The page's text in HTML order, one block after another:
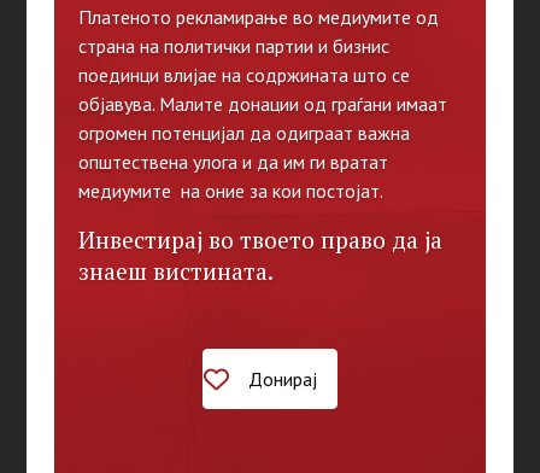
Платеното рекламирање во медиумите од
страна на политички партии и бизнис
поединци влијае на содржината што се
објавува. Малите донации од граѓани имаат
огромен потенцијал да одиграат важна
општествена улога и да им ги вратат
медиумите на оние за кои постојат.
Инвестирај во твоето право да ја
знаеш вистината.
Донирај